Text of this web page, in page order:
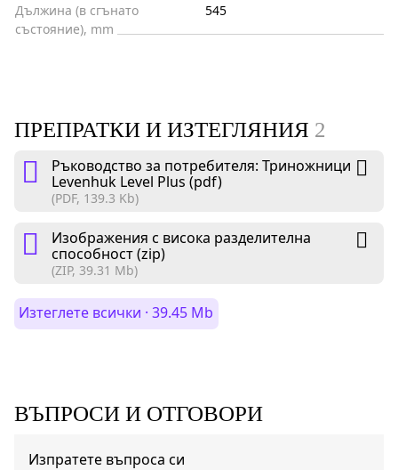
Дължина (в сгънато
състояние), mm
545
ПРЕПРАТКИ И ИЗТЕГЛЯНИЯ 2
Ръководство за потребителя: Триножници
Levenhuk Level Plus (pdf)
(PDF, 139.3 Kb)
Изображения с висока разделителна
способност (zip)
(ZIP, 39.31 Mb)
Изтеглете всички · 39.45 Mb
ВЪПРОСИ И ОТГОВОРИ
Изпратете въпроса си